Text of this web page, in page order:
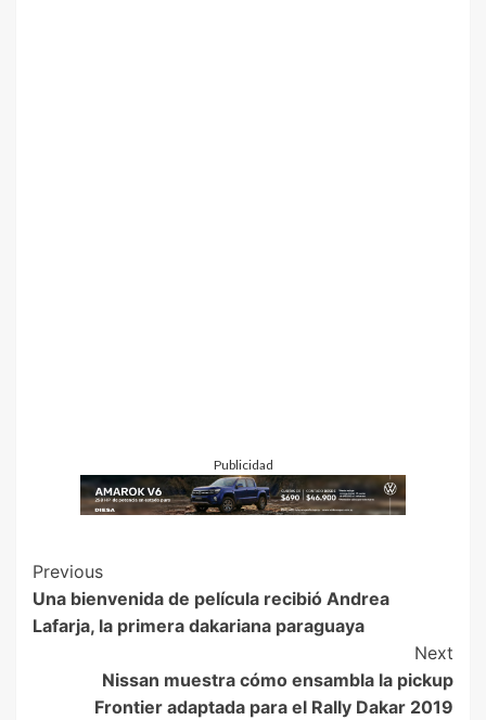
Publicidad
Previous
Una bienvenida de película recibió Andrea
Lafarja, la primera dakariana paraguaya
Next
Nissan muestra cómo ensambla la pickup
Frontier adaptada para el Rally Dakar 2019